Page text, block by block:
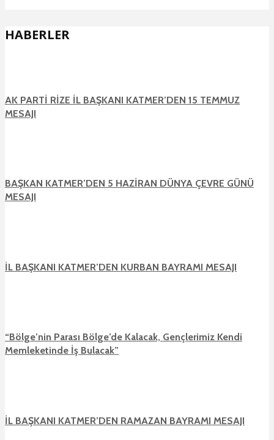
HABERLER
AK PARTİ RİZE İL BAŞKANI KATMER’DEN 15 TEMMUZ
MESAJI
BAŞKAN KATMER’DEN 5 HAZİRAN DÜNYA ÇEVRE GÜNÜ
MESAJI
İL BAŞKANI KATMER’DEN KURBAN BAYRAMI MESAJI
“Bölge’nin Parası Bölge’de Kalacak, Gençlerimiz Kendi
Memleketinde İş Bulacak”
İL BAŞKANI KATMER’DEN RAMAZAN BAYRAMI MESAJI